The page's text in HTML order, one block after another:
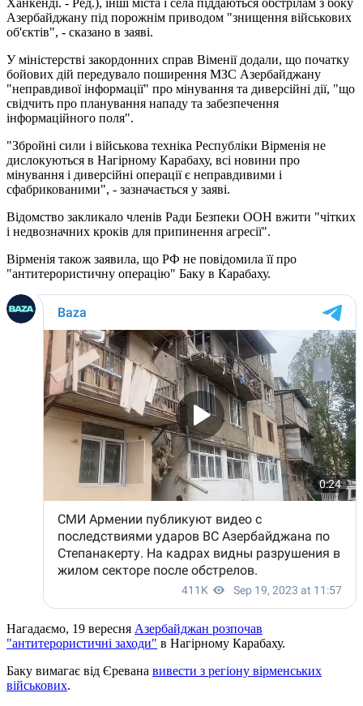
Азербайджану під порожнім приводом "знищення військових
об'єктів", - сказано в заяві.
У міністерстві закордонних справ Віменії додали, що початку
бойових дій передувало поширення МЗС Азербайджану
"неправдивої інформації" про мінування та диверсійні дії, "що
свідчить про планування нападу та забезпечення
інформаційного поля".
"Збройні сили і військова техніка Республіки Вірменія не
дислокуються в Нагірному Карабаху, всі новини про
мінування і диверсійні операції є неправдивими і
сфабрикованими", - зазначається у заяві.
Відомство закликало членів Ради Безпеки ООН вжити "чітких
і недвозначних кроків для припинення агресії".
Вірменія також заявила, що РФ не повідомила її про
"антитерористичну операцію" Баку в Карабаху.
Нагадаємо, 19 вересня Азербайджан розпочав
"антитерористичні заходи" в Нагірному Карабаху.
Баку вимагає від Єревана вивести з регіону вірменських
військових.